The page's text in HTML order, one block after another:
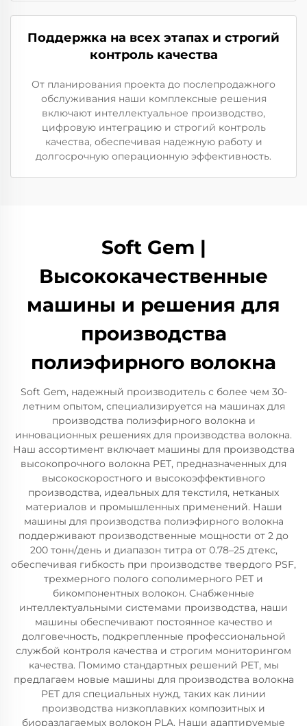
Поддержка на всех этапах и строгий
контроль качества
От планирования проекта до послепродажного
обслуживания наши комплексные решения
включают интеллектуальное производство,
цифровую интеграцию и строгий контроль
качества, обеспечивая надежную работу и
долгосрочную операционную эффективность.
Soft Gem |
Высококачественные
машины и решения для
производства
полиэфирного волокна
Soft Gem, надежный производитель с более чем 30-
летним опытом, специализируется на машинах для
производства полиэфирного волокна и
инновационных решениях для производства волокна.
Наш ассортимент включает машины для производства
высокопрочного волокна PET, предназначенных для
высокоскоростного и высокоэффективного
производства, идеальных для текстиля, нетканых
материалов и промышленных применений. Наши
машины для производства полиэфирного волокна
поддерживают производственные мощности от 2 до
200 тонн/день и диапазон титра от 0.78–25 дтекс,
обеспечивая гибкость при производстве твердого PSF,
трехмерного полого сополимерного PET и
бикомпонентных волокон. Снабженные
интеллектуальными системами производства, наши
машины обеспечивают постоянное качество и
долговечность, подкрепленные профессиональной
службой контроля качества и строгим мониторингом
качества. Помимо стандартных решений PET, мы
предлагаем новые машины для производства волокна
PET для специальных нужд, таких как линии
производства низкоплавких композитных и
биоразлагаемых волокон PLA. Наши адаптируемые